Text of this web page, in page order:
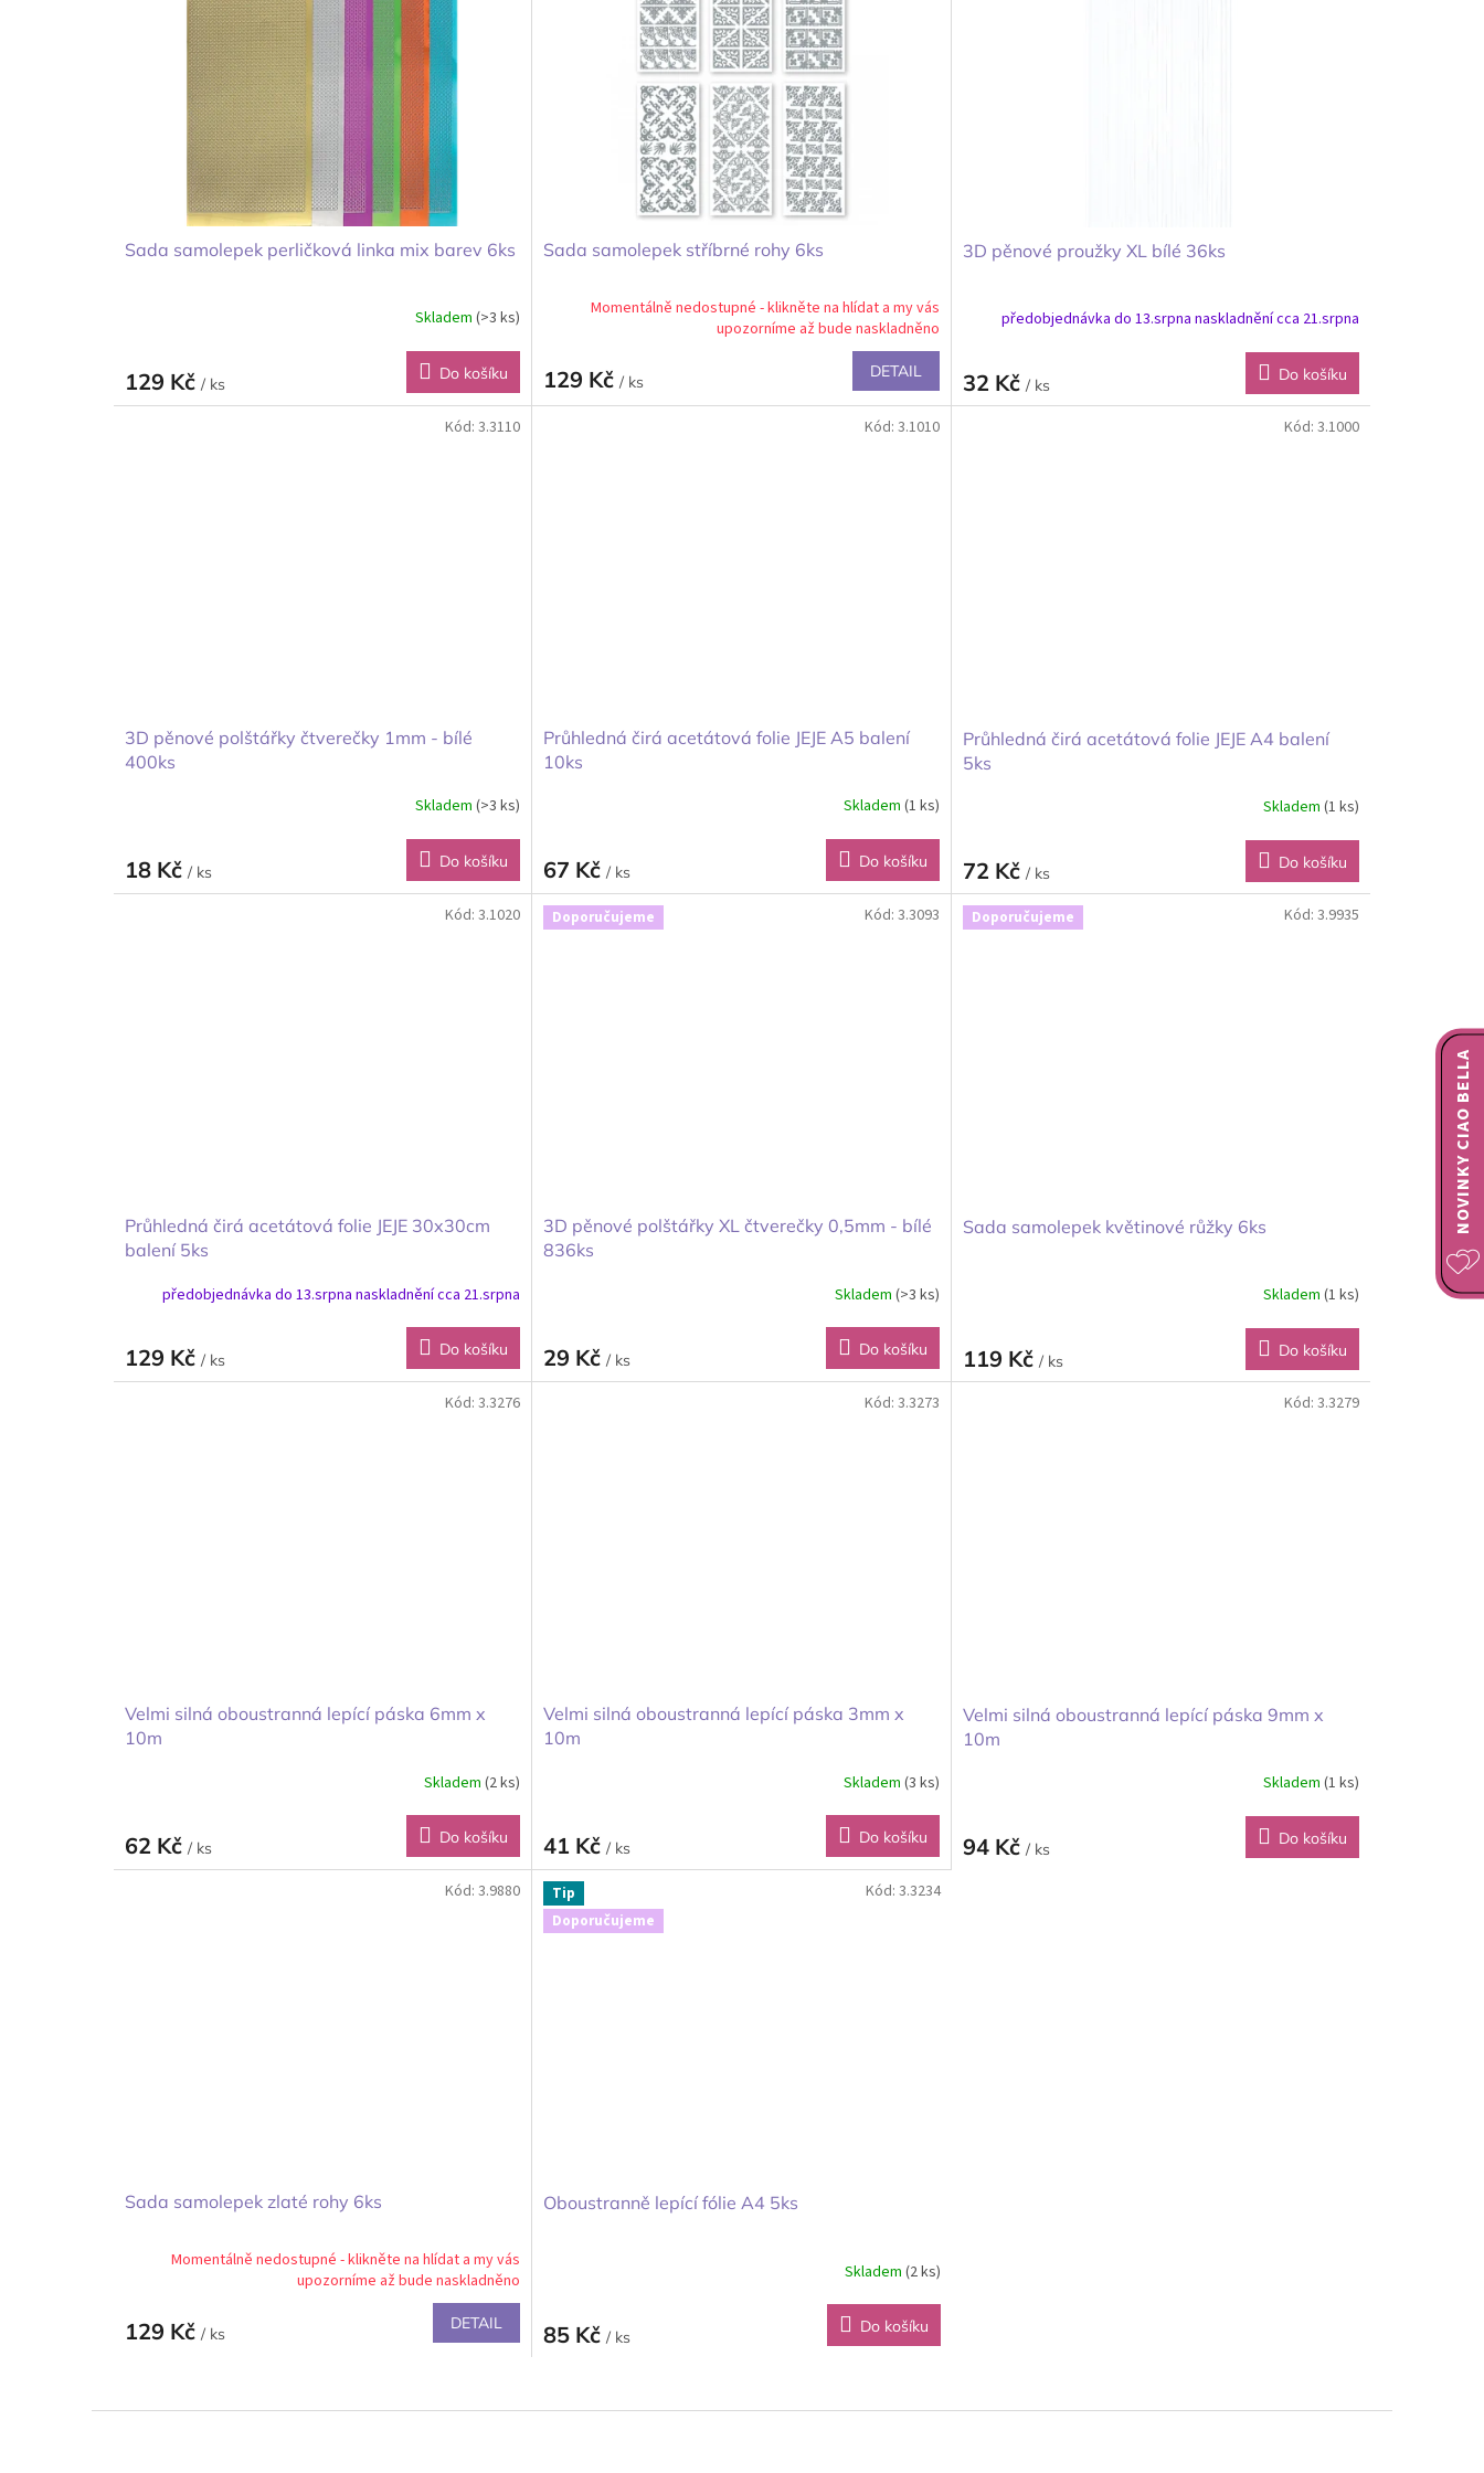
Sada samolepek perličková linka mix barev 6ks
Skladem(>3 ks)
129 Kč / ks
Do košíku
Sada samolepek stříbrné rohy 6ks
Momentálně nedostupné - klikněte na hlídat a my vás
upozorníme až bude naskladněno
129 Kč/ ks
DETAIL
3D pěnové proužky XL bílé 36ks
předobjednávka do 13.srpna naskladnění cca 21.srpna
32 Kč / ks
Do košíku
3D pěnové polštářky čtverečky 1mm - bílé
400ks
Skladem(>3 ks)
18 Kč / ks
Do košíku
Kód:3.3110
Průhledná čirá acetátová folie JEJE A5 balení
10ks
Skladem (1 ks)
67 Kč/ ks
Do košíku
Kód: 3.1010
Průhledná čirá acetátová folie JEJE A4 balení
5ks
Skladem (1 ks)
72 Kč / ks
Do košíku
Kód: 3.1000
Průhledná čirá acetátová folie JEJE 30x30cm
balení 5ks
předobjednávka do 13.srpna naskladnění cca 21.srpna
129 Kč / ks
Do košíku
Kód:3.1020 Doporučujeme
3D pěnové polštářky XL čtverečky 0,5mm - bílé
836ks
Skladem (>3 ks)
29 Kč/ ks
Do košíku
Kód: 3.3093 Doporučujeme
Sada samolepek květinové růžky 6ks
Skladem (1 ks)
119 Kč / ks
Do košíku
Kód: 3.9935
Velmi silná oboustranná lepící páska 6mm x
10m
Skladem(2 ks)
62 Kč / ks
Do košíku
Kód:3.3276
Velmi silná oboustranná lepící páska 3mm x
10m
Skladem (3 ks)
41 Kč/ ks
Do košíku
Kód: 3.3273
Velmi silná oboustranná lepící páska 9mm x
10m
Skladem (1 ks)
94 Kč / ks
Do košíku
Kód: 3.3279
Sada samolepek zlaté rohy 6ks
Momentálně nedostupné - klikněte na hlídat a my vás
upozorníme až bude naskladněno
129 Kč / ks
DETAIL
Kód:3.9880
Tip
Doporučujeme
Oboustranně lepící fólie A4 5ks
Skladem (2 ks)
85 Kč/ ks
Do košíku
Kód: 3.3234
v
NOVINKY CIAO BELLA